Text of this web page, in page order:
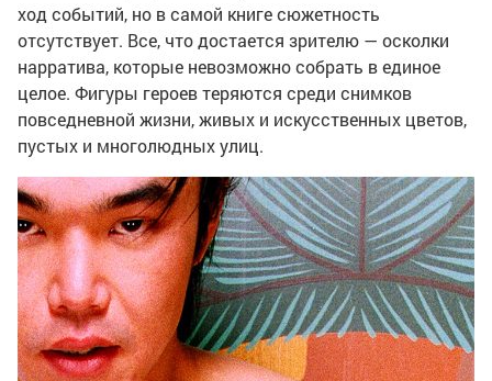
ход событий, но в самой книге сюжетность
отсутствует. Все, что достается зрителю — осколки
нарратива, которые невозможно собрать в единое
целое. Фигуры героев теряются среди снимков
повседневной жизни, живых и искусственных цветов,
пустых и многолюдных улиц.